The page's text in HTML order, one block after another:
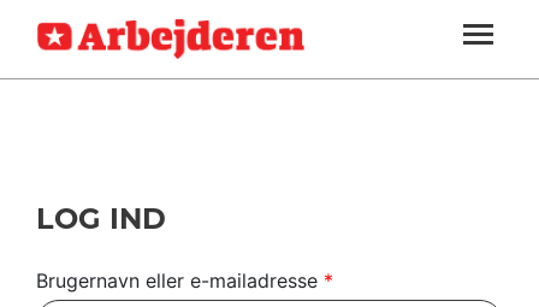
SEKTIONER
ARBEJDEREN
MENER
UDLAND
SOUNDCLOUD
ABONNER
LOG IND
LOG IND
Brugernavn eller e-mailadresse *